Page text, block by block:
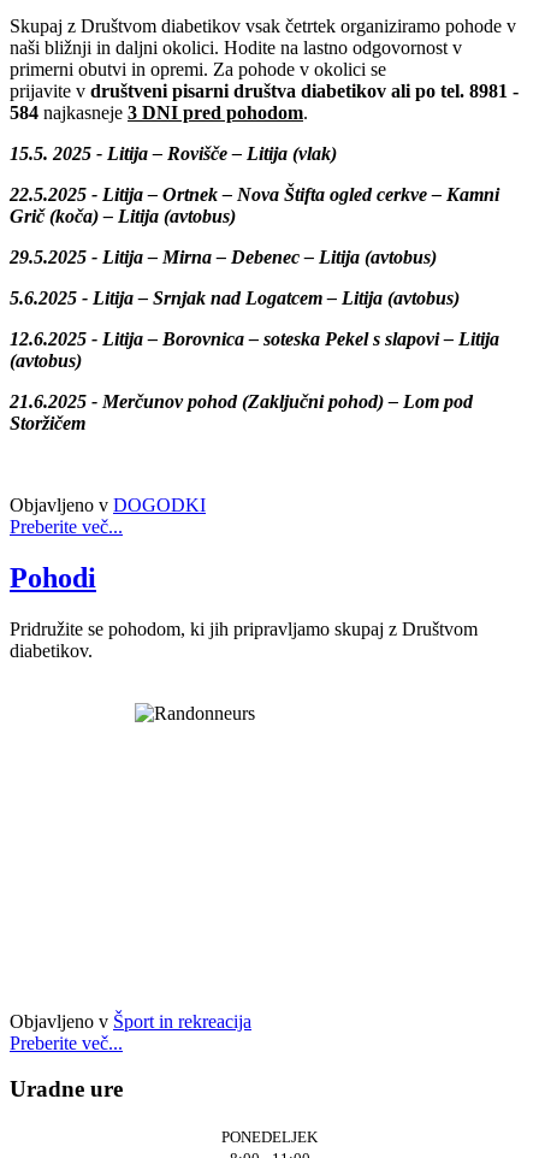
Skupaj z Društvom diabetikov vsak četrtek organiziramo pohode v
naši bližnji in daljni okolici. Hodite na lastno odgovornost v
primerni obutvi in opremi. Za pohode v okolici se
prijavite v društveni pisarni društva diabetikov ali po tel. 8981 -
584 najkasneje 3 DNI pred pohodom.
15.5. 2025 - Litija – Rovišče – Litija (vlak)
22.5.2025 - Litija – Ortnek – Nova Štifta ogled cerkve – Kamni
Grič (koča) – Litija (avtobus)
29.5.2025 - Litija – Mirna – Debenec – Litija (avtobus)
5.6.2025 - Litija – Srnjak nad Logatcem – Litija (avtobus)
12.6.2025 - Litija – Borovnica – soteska Pekel s slapovi – Litija
(avtobus)
21.6.2025 - Merčunov pohod (Zaključni pohod) – Lom pod
Storžičem
Objavljeno v DOGODKI
Preberite več...
Pohodi
Pridružite se pohodom, ki jih pripravljamo skupaj z Društvom
diabetikov.
Objavljeno v Šport in rekreacija
Preberite več...
Uradne ure
PONEDELJEK